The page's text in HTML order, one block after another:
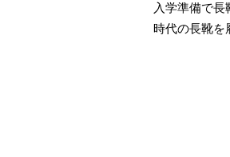
入学準備で
時代の長靴を